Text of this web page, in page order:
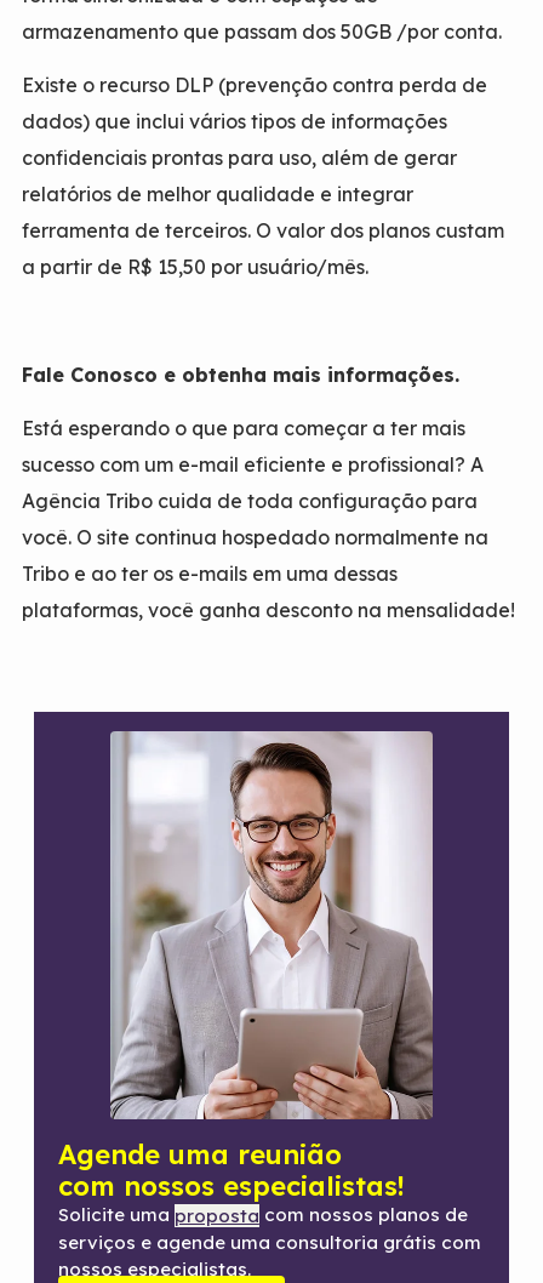
armazenamento que passam dos 50GB /por conta.
Existe o recurso DLP (prevenção contra perda de
dados) que inclui vários tipos de informações
confidenciais prontas para uso, além de gerar
relatórios de melhor qualidade e integrar
ferramenta de terceiros. O valor dos planos custam
a partir de R$ 15,50 por usuário/mês.
Fale Conosco e obtenha mais informações.
Está esperando o que para começar a ter mais
sucesso com um e-mail eficiente e profissional? A
Agência Tribo cuida de toda configuração para
você. O site continua hospedado normalmente na
Tribo e ao ter os e-mails em uma dessas
plataformas, você ganha desconto na mensalidade!
Agende uma reunião
com nossos especialistas!
Solicite uma proposta com nossos planos de
serviços e agende uma consultoria grátis com
nossos especialistas.